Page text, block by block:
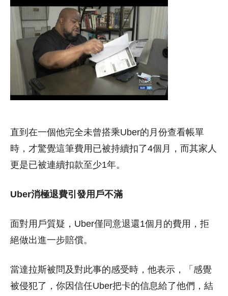
直到在一個他完全未曾搭乘Uber的月份查看帳單
時，才驚覺這筆費用已被持續扣了4個月，而其家人
更是已被連續扣款至少1年。
Uber消極退費引發用戶不滿
面對用戶質疑，Uber僅同意退還1個月的費用，拒
絕做出進一步賠償。
當達拉斯被問及對此事的感受時，他表示，「感覺
被侵犯了，你因信任Uber把卡的信息給了他們，結